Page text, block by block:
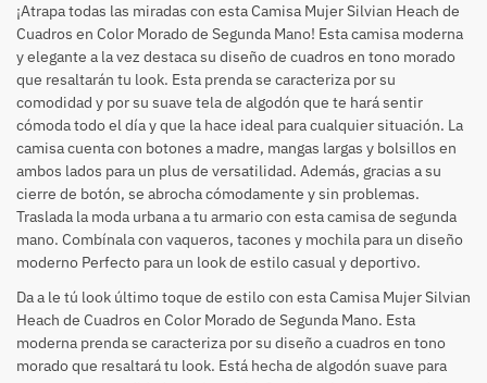
¡Atrapa todas las miradas con esta Camisa Mujer Silvian Heach de
Cuadros en Color Morado de Segunda Mano! Esta camisa moderna
y elegante a la vez destaca su diseño de cuadros en tono morado
que resaltarán tu look. Esta prenda se caracteriza por su
comodidad y por su suave tela de algodón que te hará sentir
cómoda todo el día y que la hace ideal para cualquier situación. La
camisa cuenta con botones a madre, mangas largas y bolsillos en
ambos lados para un plus de versatilidad. Además, gracias a su
cierre de botón, se abrocha cómodamente y sin problemas.
Traslada la moda urbana a tu armario con esta camisa de segunda
mano. Combínala con vaqueros, tacones y mochila para un diseño
moderno Perfecto para un look de estilo casual y deportivo.
Da a le tú look último toque de estilo con esta Camisa Mujer Silvian
Heach de Cuadros en Color Morado de Segunda Mano. Esta
moderna prenda se caracteriza por su diseño a cuadros en tono
morado que resaltará tu look. Está hecha de algodón suave para